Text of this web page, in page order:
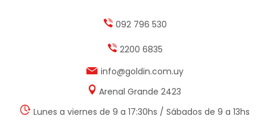
092 796 530
2200 6835
info@goldin.com.uy
Arenal Grande 2423
Lunes a viernes de 9 a 17:30hs / Sábados de 9 a 13hs